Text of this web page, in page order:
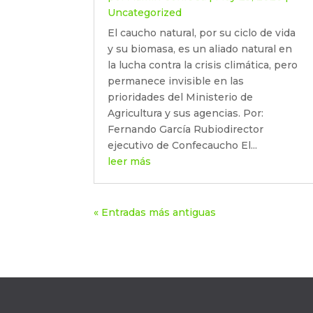
Uncategorized
El caucho natural, por su ciclo de vida
y su biomasa, es un aliado natural en
la lucha contra la crisis climática, pero
permanece invisible en las
prioridades del Ministerio de
Agricultura y sus agencias. Por:
Fernando García Rubiodirector
ejecutivo de Confecaucho El...
leer más
« Entradas más antiguas